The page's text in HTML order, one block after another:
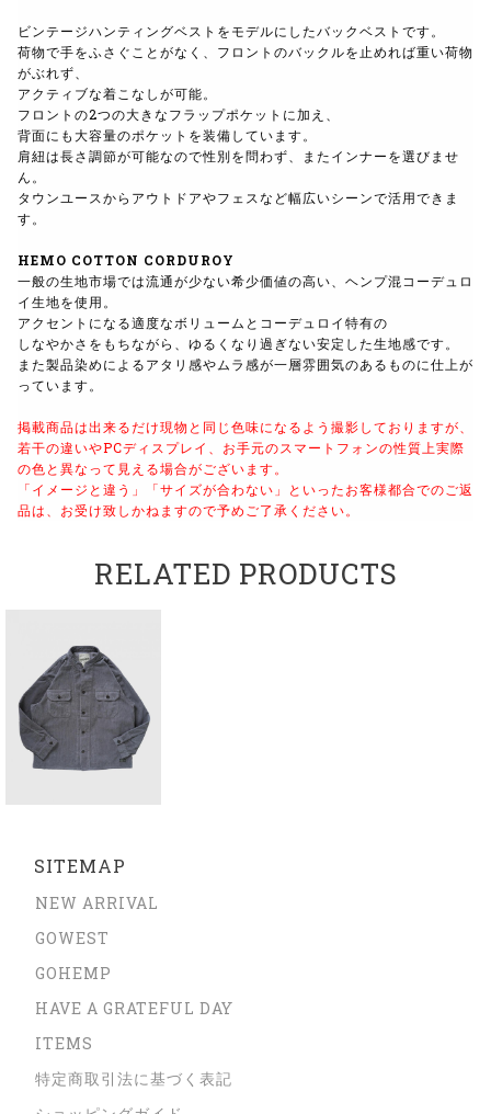
ビンテージハンティングベストをモデルにしたバックベストです。
荷物で手をふさぐことがなく、フロントのバックルを止めれば重い荷物
がぶれず、
アクティブな着こなしが可能。
フロントの2つの大きなフラップポケットに加え、
背面にも大容量のポケットを装備しています。
肩紐は長さ調節が可能なので性別を問わず、またインナーを選びませ
ん。
タウンユースからアウトドアやフェスなど幅広いシーンで活用できま
す。
HEMO COTTON CORDUROY
一般の生地市場では流通が少ない希少価値の高い、ヘンプ混コーデュロ
イ生地を使用。
アクセントになる適度なボリュームとコーデュロイ特有の
しなやかさをもちながら、ゆるくなり過ぎない安定した生地感です。
また製品染めによるアタリ感やムラ感が一層雰囲気のあるものに仕上が
っています。
掲載商品は出来るだけ現物と同じ色味になるよう撮影しておりますが、
若干の違いやPCディスプレイ、お手元のスマートフォンの性質上実際
の色と異なって見える場合がございます。
「イメージと違う」「サイズが合わない」といったお客様都合でのご返
品は、お受け致しかねますので予めご了承ください。
RELATED PRODUCTS
SITEMAP
NEW ARRIVAL
GOWEST
GOHEMP
HAVE A GRATEFUL DAY
ITEMS
特定商取引法に基づく表記